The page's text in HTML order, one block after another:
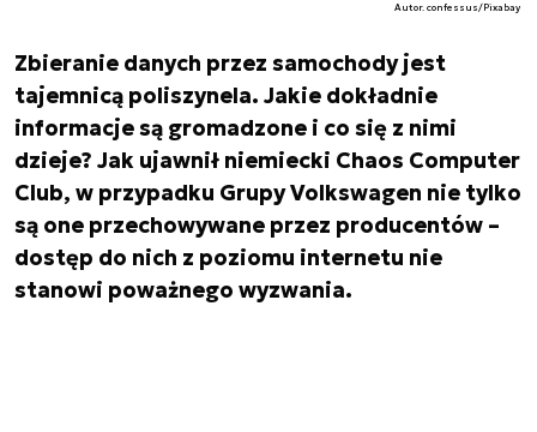
Autor. confessus/Pixabay
Zbieranie danych przez samochody jest
tajemnicą poliszynela. Jakie dokładnie
informacje są gromadzone i co się z nimi
dzieje? Jak ujawnił niemiecki Chaos Computer
Club, w przypadku Grupy Volkswagen nie tylko
są one przechowywane przez producentów –
dostęp do nich z poziomu internetu nie
stanowi poważnego wyzwania.